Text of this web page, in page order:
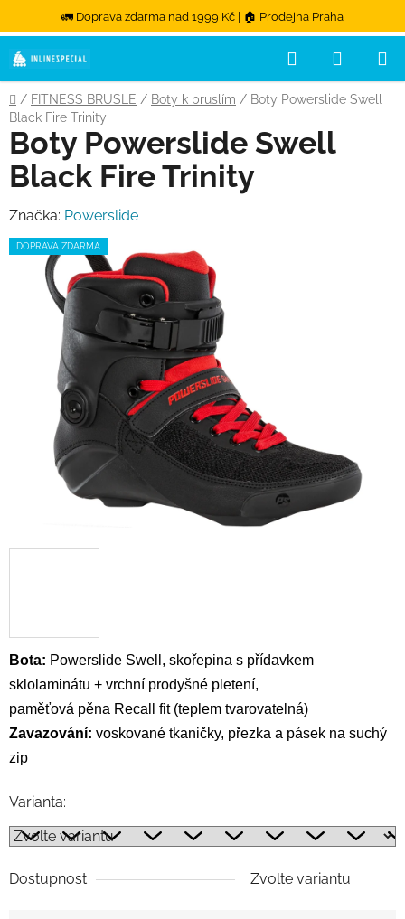
🚛 Doprava zdarma nad 1999 Kč | 🏠 Prodejna Praha
Přejít na obsah
Hledat
Domů
/ FITNESS BRUSLE / Boty k bruslím / Boty Powerslide Swell
Black Fire Trinity
Bota: Powerslide Swell, skořepina s přídavkem
sklolaminátu + vrchní prodyšné pletení,
paměťová pěna Recall fit(teplem tvarovatelná)
Zavazování: voskované tkaničky, přezka a pásek na suchý
zip
Varianta:
Dostupnost Zvolte variantu
Boty Powerslide Swell
Black Fire Trinity
Značka: Powerslide
DOPRAVA ZDARMA